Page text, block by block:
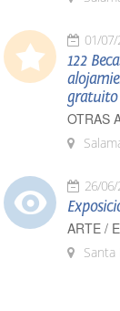
01/
122
gratuito
OTRAS
26/
ARTE /